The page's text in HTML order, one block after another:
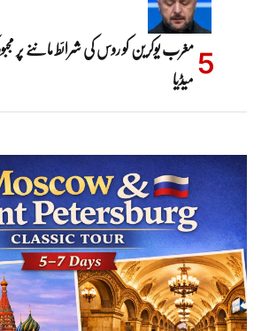
مغرب یوکرین کو روس کی شرائط ماننے پر
میڈیا